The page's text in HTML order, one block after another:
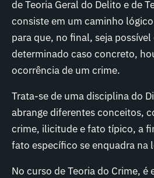
de Teoria Geral do Delito e de
consiste em um caminho
para que, no final, seja
determinado caso concreto,
ocorrência de um crime.
Trata-se de uma disciplina do
abrange diferentes conceitos,
crime, ilicitude e fato típico, a
fato específico se enquadra na
No curso de Teoria do Crime,